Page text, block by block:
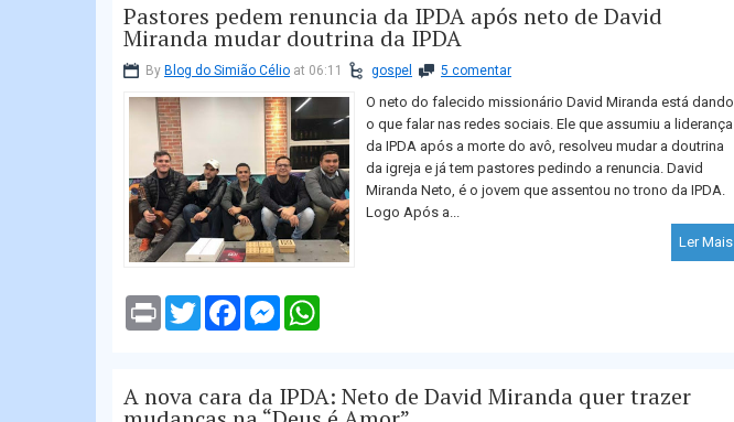
e
r
o
o
k
n
g
r
A
p
p
Pastores pedem renuncia da IPDA após neto de David
Miranda mudar doutrina da IPDA
By Blog do Simião Célio at 06:11 gospel 5 comentar
O neto do falecido missionário David Miranda está dando
o que falar nas redes sociais. Ele que assumiu a liderança
da IPDA após a morte do avô, resolveu mudar a doutrina
da igreja e já tem pastores pedindo a renuncia. David
Miranda Neto, é o jovem que assentou no trono da IPDA.
Logo Após a...
Ler Mais
P
T
w
e
r
F
o
M
n
g
A
p
A nova cara da IPDA: Neto de David Miranda quer trazer